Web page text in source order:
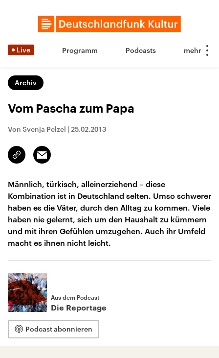
Live Programm Podcasts
Archiv
Vom Pascha zum Papa
Von Svenja Pelzel | 25.02.2013
Link
kopieren/teilen
Email
Männlich, türkisch, alleinerziehend – diese
Kombination ist in Deutschland selten. Umso schwerer
haben es die Väter, durch den Alltag zu kommen. Viele
haben nie gelernt, sich um den Haushalt zu kümmern
und mit ihren Gefühlen umzugehen. Auch ihr Umfeld
macht es ihnen nicht leicht.
Aus dem Podcast
Die Reportage
Podcast abonnieren